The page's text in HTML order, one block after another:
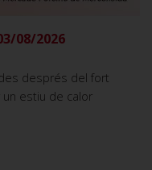
08/2026
després del fort
estiu de calor